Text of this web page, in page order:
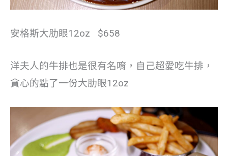
安格斯大肋眼12oz $658
洋夫人的牛排也是很有名唷，自己超愛吃牛排，
貪心的點了一份大肋眼12oz